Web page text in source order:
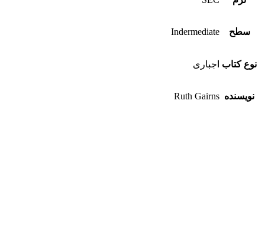
سطح Indermediate
نوع کتاب اجباری
نویسنده Ruth Gairns